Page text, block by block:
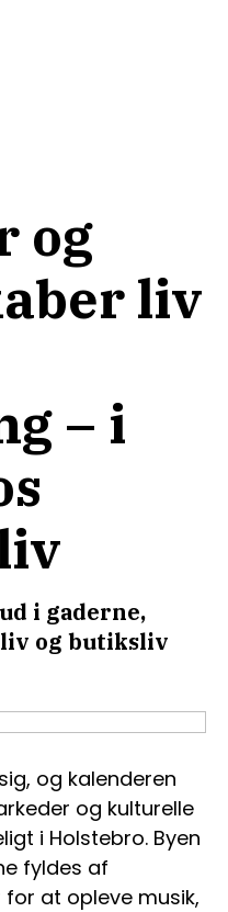
og
liv
– i
i gaderne,
og butiksliv
og kalenderen
og kulturelle
i Holstebro. Byen
fyldes af
at opleve musik,